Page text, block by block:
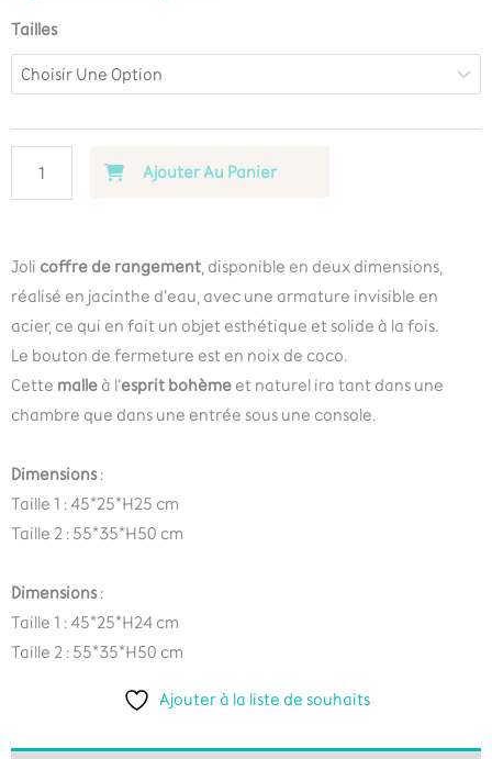
Tailles
Ajouter Au Panier
Joli coffre de rangement, disponible en deux dimensions,
réalisé en jacinthe d’eau, avec une armature invisible en
acier, ce qui en fait un objet esthétique et solide à la fois.
Le bouton de fermeture est en noix de coco.
Cette malle à l’esprit bohème et naturel ira tant dans une
chambre que dans une entrée sous une console.
Dimensions:
Taille 1 : 45*25*H25 cm
Taille 2 : 55*35*H50 cm
Dimensions:
Taille 1 : 45*25*H24 cm
Taille 2 : 55*35*H50 cm
Ajouter à la liste de souhaits